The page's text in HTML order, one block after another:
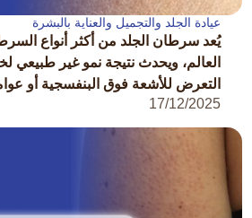
عيادة الجلد والتجميل والعناية بالبشرة
يُعد سرطان الجلد من أكثر أنواع
العالم، ويحدث نتيجة نمو غير طبيعي
التعرض للأشعة فوق البنفسجية أو
17/12/2025